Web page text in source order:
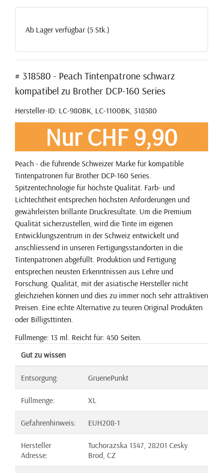
Ab Lager verfügbar (5 Stk.)
# 318580 - Peach Tintenpatrone schwarz
kompatibel zu Brother DCP-160 Series
Hersteller-ID: LC-980BK, LC-1100BK, 318580
Nur CHF 9,90
Peach - die führende Schweizer Marke für kompatible
Tintenpatronen für Brother DCP-160 Series.
Spitzentechnologie für höchste Qualität. Farb- und
Lichtechtheit entsprechen höchsten Anforderungen und
gewährleisten brillante Druckresultate. Um die Premium
Qualität sicherzustellen, wird die Tinte im eigenen
Entwicklungszentrum in der Schweiz entwickelt und
anschliessend in unseren Fertigungsstandorten in die
Tintenpatronen abgefüllt. Produktion und Fertigung
entsprechen neusten Erkenntnissen aus Lehre und
Forschung. Qualität, mit der asiatische Hersteller nicht
gleichziehen können und dies zu immer noch sehr attraktiven
Preisen. Eine echte Alternative zu teuren Original Produkten
oder Billigsttinten.
Füllmenge: 13 ml. Reicht für: 450 Seiten.
Gut zu wissen
Entsorgung: GruenePunkt
Füllmenge: XL
Gefahrenhinweis: EUH208-1
Hersteller
Adresse:
Tuchorazska 1347, 28201 Cesky
Brod, CZ